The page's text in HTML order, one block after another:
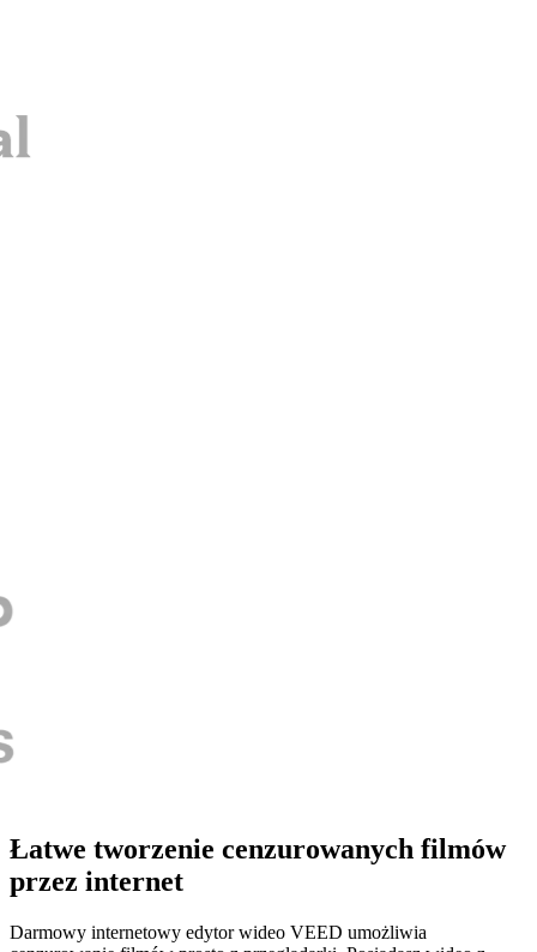
Łatwe tworzenie cenzurowanych filmów
przez internet
Darmowy internetowy edytor wideo VEED umożliwia